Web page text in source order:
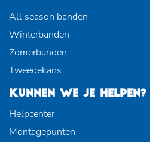
All season banden
Winterbanden
Zomerbanden
Tweedekans
KUNNEN WE JE HELPEN?
Helpcenter
Montagepunten